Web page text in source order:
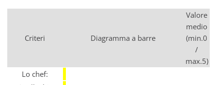
Criteri Diagramma a barre
Valore
medio
(min.0
/
max.5)
Lo chef: